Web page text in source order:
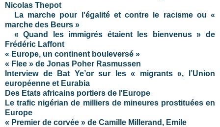
Nicolas Thepot
La marche pour l'égalité et contre le racisme ou «
marche des Beurs »
« Quand les immigrés étaient les bienvenus » de
Frédéric Laffont
« Europe, un continent bouleversé »
« Flee » de Jonas Poher Rasmussen
Interview de Bat Ye’or sur les « migrants », l’Union
européenne et Eurabia
Des Etats africains portiers de l'Europe
Le trafic nigérian de milliers de mineures prostituées en
Europe
« Premier de corvée » de Camille Millerand, Emile